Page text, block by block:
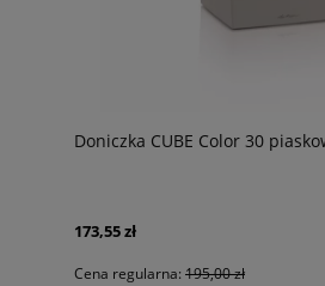
Doniczka CUBE Color 30
173,55 zł
Cena regularna: 195,00 zł